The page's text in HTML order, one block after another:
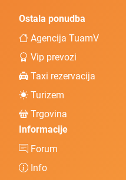
Ostala ponudba
Agencija TuamV
Vip prevozi
Taxi rezervacija
Turizem
Trgovina
Informacije
Forum
Info